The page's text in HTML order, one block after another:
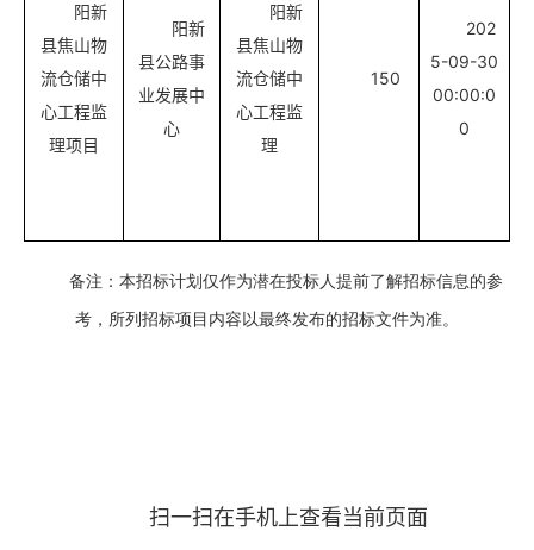
阳新
县焦山物
流仓储中
心工程监
理项目
阳新
县公路事
业发展中
心
阳新
县焦山物
流仓储中
心工程监
理
150
202
5-09-30
00:00:0
0
备注：本招标计划仅作为潜在投标人提前了解招标信息的参
考，所列招标项目内容以最终发布的招标文件为准。
扫一扫在手机上查看当前页面